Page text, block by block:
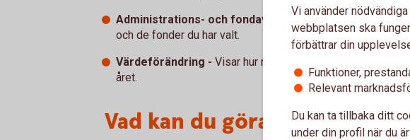
Administrations- och fondavgifter -Avgifter som tas ut
och de fonder du har valt.
Värdeförändring - Visar hur mycket din pension har ökat
året.
Vad kan du göra nu?
Vi använder
webbplatsen ska
förbättrar din
Funktioner,
Relevant
Du kan ta tillbaka ditt
under din profil när du